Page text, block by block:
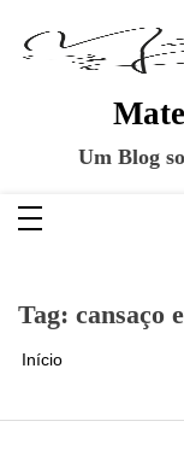
conteúdo
Um Blog
Tag: cansaço
Início